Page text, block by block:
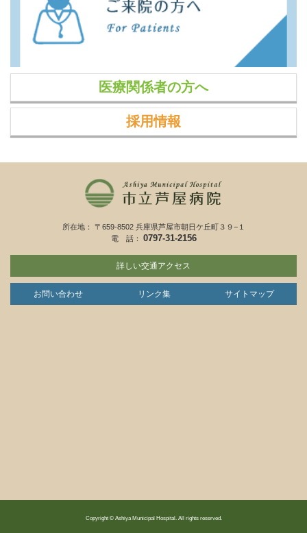
医療関係者の方へ
採用情報
所在地： 〒659-8502 兵庫県芦屋市朝日ケ丘町３９−１
電 話： 0797-31-2156
詳しい交通アクセス
お問い合わせ リンク集 サイトマップ
Copyright © Ashiya Municipal Hospital. All rights reserved.